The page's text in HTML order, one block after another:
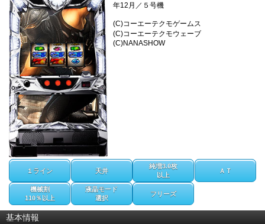
年12月／５号機
(C)コーエーテクモゲームス
(C)コーエーテクモウェーブ
(C)NANASHOW
１ライン 天井
純増3.0枚
以上
ＡＴ
機械割
110％以上
液晶モード
選択
フリーズ
基本情報